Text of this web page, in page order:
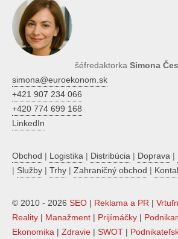
šéfredaktorka Simona
simona@euroekonom.sk
+421 907 234 066
+420 774 699 168
LinkedIn
Obchod | Logistika | Distribúcia | Doprava |
| Služby | Trhy | Zahraničný obchod |
© 2010 - 2026 SEO | Reklama a PR |
Reality | Manažment | Prijímáčky |
Ekonomika | Zdravie | SWOT |